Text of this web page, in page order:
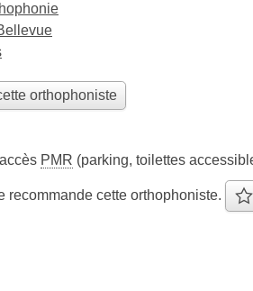
orthophoniste
accès PMR (parking, toilettes
recommande cette orthophoniste.